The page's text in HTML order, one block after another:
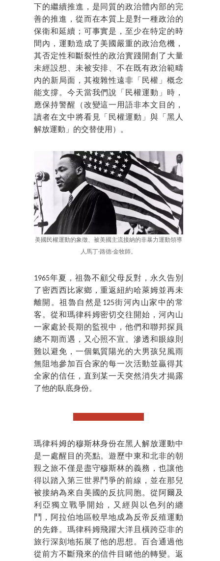
下的繼續推進，是同質的政治體內部的完
善的推進，從而在本質上是對一種政治的
保衛和延續；可事實是，至少在特定的時
間內，運動造成了美國嚴重的政治危機，
其否定性和斷裂性的政治實踐開創了大量
未經設想、未被安排、不在既有政治範疇
內的新局面，其複雜性遠非「民權」概念
能支撐。今天當我們說「民權運動」時，
應保持警醒（改變這一用語非本文目的，
讀者在文中將看見「民權運動」與「黑人
解放運動」的交替使用）。
美國民權運動的象徵、被美國主流接納的非暴力運動領導
人馬丁·路德·金牧師。
1965年夏，祖魯不顧父母反對，永久告別
了密西西比家鄉，重返紐約哈萊姆並再未
離開。祖魯自然是125街河內山家中的常
客。從和瑪律科姆密切交往開始，河內山
一家處於長期的監視中，他們和聯邦探員
總不期而遇，又心照不宣。滲透和眼線則
難以避免，一個氣質陽光的大男孩兒風雨
無阻地參加百合家的每一次活動並贏得其
全家的信任，直到某一天突然消失才揭露
了他的臥底身份。
瑪律科姆的穆斯林身份在黑人解放運動中
是一處醒目的亮點。遊歷中東和北非的朝
覲之旅不僅是盡守穆斯林的義務，也讓他
得以踏入第三世界鬥爭的前線，並在那兒
被接納為來自美國的反抗同胞。從阿爾及
利亞獨立戰爭開始，又經與以色列的纏
鬥，阿拉伯地區較早地成為反帝反殖運動
的先鋒。瑪律科姆飛躍大洋且橫跨亞非的
旅行深刻地拓展了他的思想。百合通過他
從前方不斷飛來的信件目睹他的轉變。返